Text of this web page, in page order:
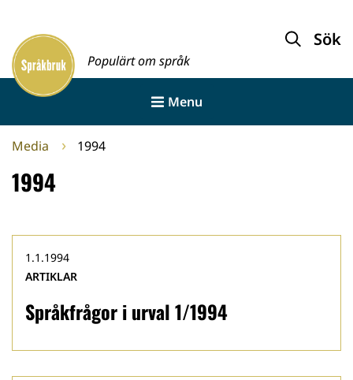
innehållet
Framsida
Populärt om språk
Sök
Menu
Media 1994
1994
Språkfrågor i urval 1/1994
1.1.1994
ARTIKLAR